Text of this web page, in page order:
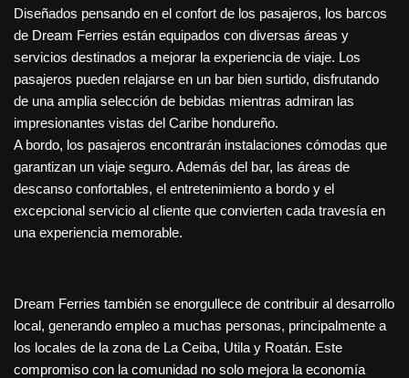
Diseñados pensando en el confort de los pasajeros, los barcos
de Dream Ferries están equipados con diversas áreas y
servicios destinados a mejorar la experiencia de viaje. Los
pasajeros pueden relajarse en un bar bien surtido, disfrutando
de una amplia selección de bebidas mientras admiran las
impresionantes vistas del Caribe hondureño.
A bordo, los pasajeros encontrarán instalaciones cómodas que
garantizan un viaje seguro. Además del bar, las áreas de
descanso confortables, el entretenimiento a bordo y el
excepcional servicio al cliente que convierten cada travesía en
una experiencia memorable.
Dream Ferries también se enorgullece de contribuir al desarrollo
local, generando empleo a muchas personas, principalmente a
los locales de la zona de La Ceiba, Utila y Roatán. Este
compromiso con la comunidad no solo mejora la economía